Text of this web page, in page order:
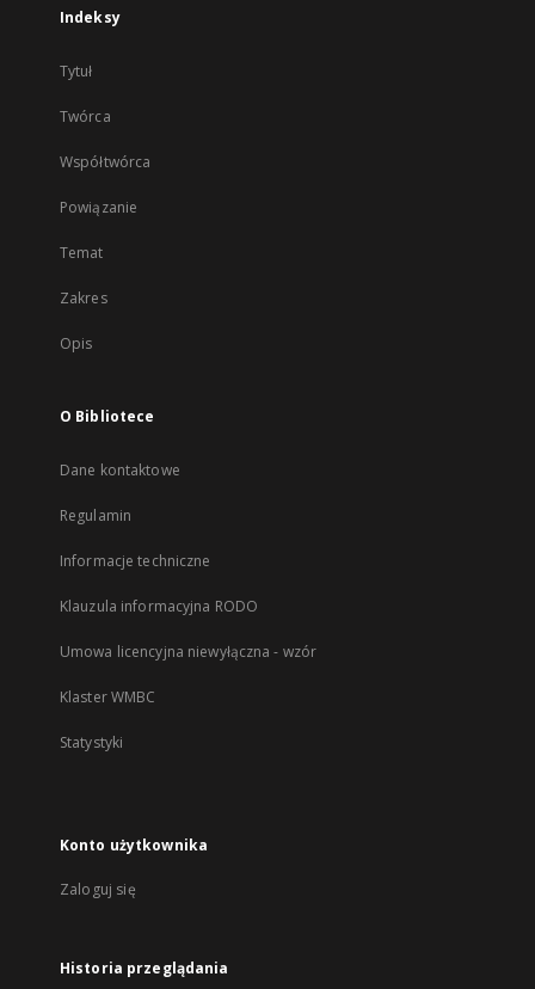
Indeksy
Tytuł
Twórca
Współtwórca
Powiązanie
Temat
Zakres
Opis
O Bibliotece
Dane kontaktowe
Regulamin
Informacje techniczne
Klauzula informacyjna RODO
Umowa licencyjna niewyłączna - wzór
Klaster WMBC
Statystyki
Konto użytkownika
Zaloguj się
Historia przeglądania